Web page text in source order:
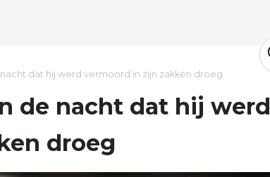
dat hij werd vermoord in zijn zakken droeg
de nacht dat hij werd
droeg